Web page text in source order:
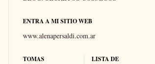
ENTRA A MI SITIO WEB
www.alenapersaldi.com.ar
TOMAS
LISTA DE